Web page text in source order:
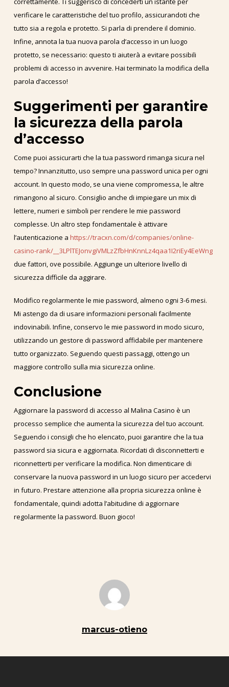
verificare le caratteristiche del tuo profilo, assicurandoti che
tutto sia a regola e protetto. Si parla di prendere il dominio.
Infine, annota la tua nuova parola d’accesso in un luogo
protetto, se necessario: questo ti aiuterà a evitare possibili
problemi di accesso in avvenire. Hai terminato la modifica della
parola d’accesso!
Suggerimenti per garantire
la sicurezza della parola
d’accesso
Come puoi assicurarti che la tua password rimanga sicura nel
tempo? Innanzitutto, uso sempre una password unica per ogni
account. In questo modo, se una viene compromessa, le altre
rimangono al sicuro. Consiglio anche di impiegare un mix di
lettere, numeri e simboli per rendere le mie password
complesse. Un altro step fondamentale è attivare
l’autenticazione a https://tracxn.com/d/companies/online-
casino-rank/__3LPlTEJonvgiVMLzZfbHnKnnLz4qaa1I2riEy4EeWng
due fattori, ove possibile. Aggiunge un ulteriore livello di
sicurezza difficile da aggirare.
Modifico regolarmente le mie password, almeno ogni 3-6 mesi.
Mi astengo da di usare informazioni personali facilmente
indovinabili. Infine, conservo le mie password in modo sicuro,
utilizzando un gestore di password affidabile per mantenere
tutto organizzato. Seguendo questi passaggi, ottengo un
maggiore controllo sulla mia sicurezza online.
Conclusione
Aggiornare la password di accesso al Malina Casino è un
processo semplice che aumenta la sicurezza del tuo account.
Seguendo i consigli che ho elencato, puoi garantire che la tua
password sia sicura e aggiornata. Ricordati di disconnetterti e
riconnetterti per verificare la modifica. Non dimenticare di
conservare la nuova password in un luogo sicuro per accedervi
in futuro. Prestare attenzione alla propria sicurezza online è
fondamentale, quindi adotta l’abitudine di aggiornare
regolarmente la password. Buon gioco!
marcus-otieno